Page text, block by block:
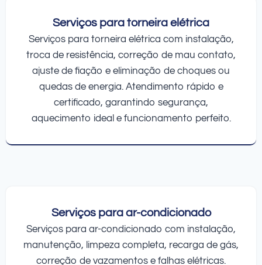
Serviços para torneira elétrica
Serviços para torneira elétrica com instalação,
troca de resistência, correção de mau contato,
ajuste de fiação e eliminação de choques ou
quedas de energia. Atendimento rápido e
certificado, garantindo segurança,
aquecimento ideal e funcionamento perfeito.
Serviços para ar-condicionado
Serviços para ar-condicionado com instalação,
manutenção, limpeza completa, recarga de gás,
correção de vazamentos e falhas elétricas.